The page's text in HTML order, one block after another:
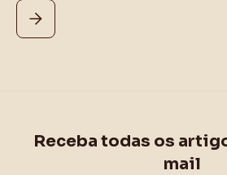
Receba todas os
mail